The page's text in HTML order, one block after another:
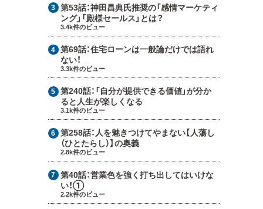
第53話：神田昌典氏推奨の「感情マーケティ
ング」「殿様セールス」とは？
3.4k件のビュー
第69話：住宅ローンは一般論だけでは語れ
ない！
3.3k件のビュー
第240話： 「自分が提供できる価値」が分か
ると人生が楽しくなる
3.1k件のビュー
第258話： 人を魅きつけてやまない【人蕩し
（ひとたらし）】の奥義
2.8k件のビュー
第40話：営業色を強く打ち出してはいけな
い！①
2.2k件のビュー